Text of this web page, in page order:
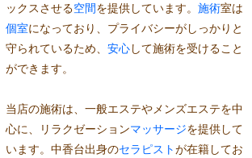
ックスさせる空間を提供しています。 施術室は
個室になっており、プライバシーがしっかりと
守られているため、 安心して施術を受けること
ができます。
当店の施術は、一般エステやメンズエステを中
心に、リラクゼーションマッサージを提供して
います。中香台出身のセラピストが在籍してお